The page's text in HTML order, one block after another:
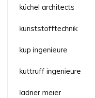
küchel architects
kunststofftechnik
kup ingenieure
kuttruff ingenieure
ladner meier